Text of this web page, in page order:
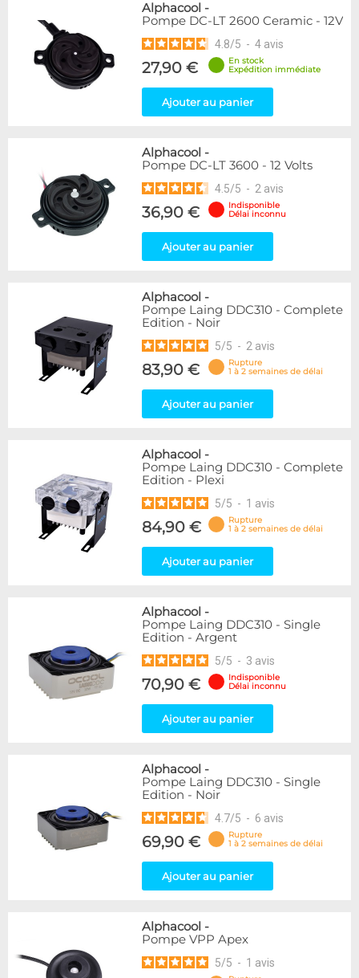
Alphacool -
Pompe DC-LT 2600 Ceramic - 12V
4.8/5 - 4 avis
27,90 €
En stock
Expédition immédiate
Ajouter au panier
Alphacool -
Pompe DC-LT 3600 - 12 Volts
4.5/5 - 2 avis
36,90 €
Indisponible
Délai inconnu
Ajouter au panier
Alphacool -
Pompe Laing DDC310 - Complete
Edition - Noir
5/5 - 2 avis
83,90 €
Rupture
1 à 2 semaines de délai
Ajouter au panier
Alphacool -
Pompe Laing DDC310 - Complete
Edition - Plexi
5/5 - 1 avis
84,90 €
Rupture
1 à 2 semaines de délai
Ajouter au panier
Alphacool -
Pompe Laing DDC310 - Single
Edition - Argent
5/5 - 3 avis
70,90 €
Indisponible
Délai inconnu
Ajouter au panier
Alphacool -
Pompe Laing DDC310 - Single
Edition - Noir
4.7/5 - 6 avis
69,90 €
Rupture
1 à 2 semaines de délai
Ajouter au panier
Alphacool -
Pompe VPP Apex
5/5 - 1 avis